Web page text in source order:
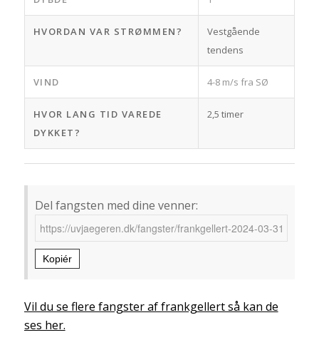
HVORDAN VAR STRØMMEN?
Vestgående
tendens
VIND 4-8 m/s fra SØ
HVOR LANG TID VAREDE
DYKKET?
2,5 timer
Del fangsten med dine venner:
Kopiér
Vil du se flere fangster af frankgellert så kan de
ses her.